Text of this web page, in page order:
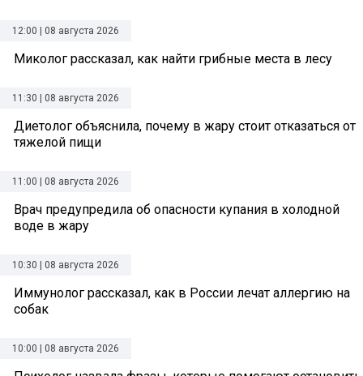
12:00 | 08 августа 2026
Миколог рассказал, как найти грибные места в лесу
11:30 | 08 августа 2026
Диетолог объяснила, почему в жару стоит отказаться от
тяжелой пищи
11:00 | 08 августа 2026
Врач предупредила об опасности купания в холодной
воде в жару
10:30 | 08 августа 2026
Иммунолог рассказал, как в России лечат аллергию на
собак
10:00 | 08 августа 2026